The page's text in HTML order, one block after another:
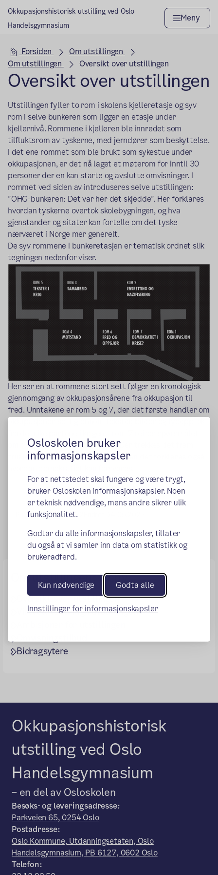
Osloskolen bruker
informasjonskapsler
For at nettstedet skal fungere og være trygt,
bruker Osloskolen informasjonskapsler. Noen
er teknisk nødvendige, mens andre sikrer ulik
funksjonalitet.
Godtar du alle informasjonskapsler, tillater
du også at vi samler inn data om statistikk og
brukeradferd.
Kun nødvendige Godta alle
Innstillinger for informasjonskapsler
Okkupasjonshistorisk utstilling ved Oslo
Handelsgymnasium
Meny
Hovedseksjon
Forsiden
Om utstillingen
Om utstillingen
Oversikt over utstillingen
Oversikt over utstillingen
Utstillingen fyller to rom i skolens kjelleretasje og syv
rom i selve bunkeren som ligger en etasje under
kjellernivå. Rommene i kjelleren ble innredet som
tilfluktsrom av tyskerne, med jerndører som beskyttelse.
I det ene rommet som ble brukt som sykestue under
okkupasjonen, er det nå laget et møterom for inntil 30
personer der en kan starte og avslutte omvisninger. I
rommet ved siden av introduseres selve utstillingen:
"OHG-bunkeren: Det var her det skjedde". Her forklares
hvordan tyskerne overtok skolebygningen, og hva
gjenstander og sitater kan fortelle om det tyske
nærværet i Norge mer generelt.
De syv rommene i bunkeretasjen er tematisk ordnet slik
tegningen nedenfor viser.
Her ser en at rommene stort sett følger en kronologisk
gjennomgang av okkupasjonsårene fra okkupasjon til
fred. Unntakene er rom 5 og 7, der det første handler om
okkupasjonen sett gjennom tekster, bilder og lydopptak
om demokratiet er i krise i dag. Der trekkes det fram
trusler mot denne styreformen, men det forklares også
Publisert:03.02.2022
Om utstillingen: Meny
Oversikt over utstillingen
Virtuell vandring i utstillingen
Bidragsytere
Okkupasjonshistorisk
utstilling ved Oslo
Handelsgymnasium
– en del av Osloskolen
Besøks- og leveringsadresse:
Parkveien 65, 0254 Oslo
Postadresse:
Oslo Kommune, Utdanningsetaten, Oslo
Handelsgymnasium, PB 6127, 0602 Oslo
Telefon: